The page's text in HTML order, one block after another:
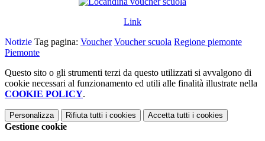
Link
Notizie Tag pagina: Voucher Voucher scuola Regione piemonte
Piemonte
Questo sito o gli strumenti terzi da questo utilizzati si avvalgono di
cookie necessari al funzionamento ed utili alle finalità illustrate nella
COOKIE POLICY.
Personalizza Rifiuta tutti i cookies Accetta tutti i cookies
Gestione cookie